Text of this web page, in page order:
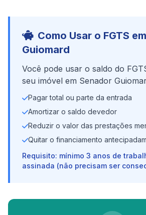
Como Usar o FGTS
Guiomard
Você pode usar o saldo do
seu imóvel em Senador
Pagar total ou parte da entrada
Amortizar o saldo devedor
Reduzir o valor das prestações
Quitar o financiamento
Requisito: mínimo 3 anos de
assinada (não precisam ser